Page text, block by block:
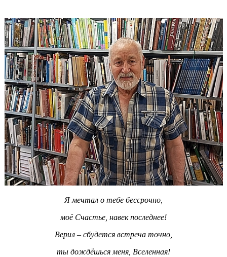
Я мечтал о тебе бессрочно,
моё Счастье, навек последнее!
Верил – сбудется встреча точно,
ты дождёшься меня, Вселенная!